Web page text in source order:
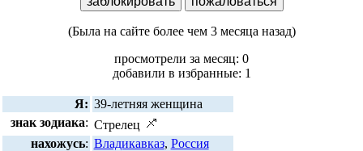
(Была на сайте более чем 3 месяца назад)
просмотрели за месяц: 0
добавили в избранные: 1
Я: 39-летняя женщина
знак зодиака: Стрелец
нахожусь: Владикавказ, Россия